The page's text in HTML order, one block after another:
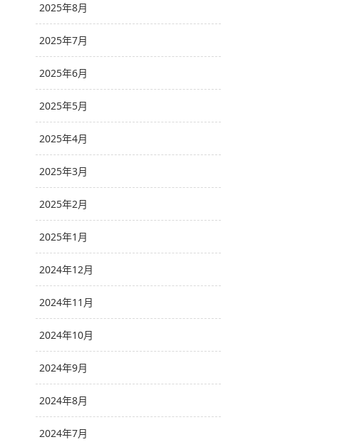
2025年8月
2025年7月
2025年6月
2025年5月
2025年4月
2025年3月
2025年2月
2025年1月
2024年12月
2024年11月
2024年10月
2024年9月
2024年8月
2024年7月